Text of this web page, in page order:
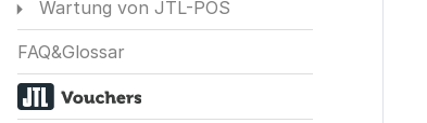
Wartung von JTL-POS
FAQ&Glossar